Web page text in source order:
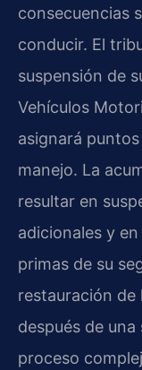
consecuencias
conducir. El
suspensión de
Vehículos
asignará
manejo. La
resultar en
adicionales y
primas de su
restauración de
después de una
proceso